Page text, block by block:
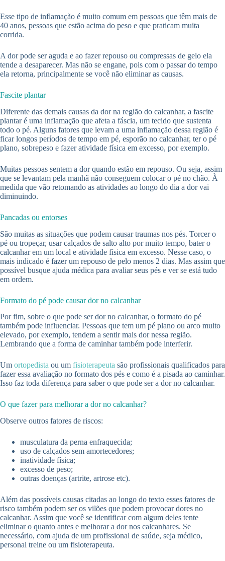
Esse tipo de inflamação é muito comum em pessoas que têm mais de
40 anos, pessoas que estão acima do peso e que praticam muita
corrida.
A dor pode ser aguda e ao fazer repouso ou compressas de gelo ela
tende a desaparecer. Mas não se engane, pois com o passar do tempo
ela retorna, principalmente se você não eliminar as causas.
Fascite plantar
Diferente das demais causas da dor na região do calcanhar, a fascite
plantar é uma inflamação que afeta a fáscia, um tecido que sustenta
todo o pé. Alguns fatores que levam a uma inflamação dessa região é
ficar longos períodos de tempo em pé, esporão no calcanhar, ter o pé
plano, sobrepeso e fazer atividade física em excesso, por exemplo.
Muitas pessoas sentem a dor quando estão em repouso. Ou seja, assim
que se levantam pela manhã não conseguem colocar o pé no chão. À
medida que vão retomando as atividades ao longo do dia a dor vai
diminuindo.
Pancadas ou entorses
São muitas as situações que podem causar traumas nos pés. Torcer o
pé ou tropeçar, usar calçados de salto alto por muito tempo, bater o
calcanhar em um local e atividade física em excesso. Nesse caso, o
mais indicado é fazer um repouso de pelo menos 2 dias. Mas assim que
possível busque ajuda médica para avaliar seus pés e ver se está tudo
em ordem.
Formato do pé pode causar dor no calcanhar
Por fim, sobre o que pode ser dor no calcanhar, o formato do pé
também pode influenciar. Pessoas que tem um pé plano ou arco muito
elevado, por exemplo, tendem a sentir mais dor nessa região.
Lembrando que a forma de caminhar também pode interferir.
Um ortopedista ou um fisioterapeuta são profissionais qualificados para
fazer essa avaliação no formato dos pés e como é a pisada ao caminhar.
Isso faz toda diferença para saber o que pode ser a dor no calcanhar.
O que fazer para melhorar a dor no calcanhar?
Observe outros fatores de riscos:
musculatura da perna enfraquecida;
uso de calçados sem amortecedores;
inatividade física;
excesso de peso;
outras doenças (artrite, artrose etc).
Além das possíveis causas citadas ao longo do texto esses fatores de
risco também podem ser os vilões que podem provocar dores no
calcanhar. Assim que você se identificar com algum deles tente
eliminar o quanto antes e melhorar a dor nos calcanhares. Se
necessário, com ajuda de um profissional de saúde, seja médico,
personal treine ou um fisioterapeuta.